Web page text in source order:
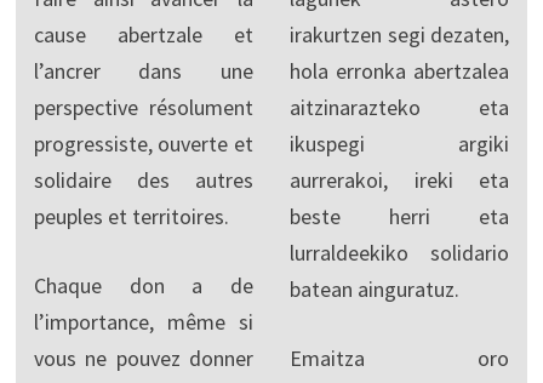
cause abertzale et
l’ancrer dans une
perspective résolument
progressiste, ouverte et
solidaire des autres
peuples et territoires.
Chaque don a de
l’importance, même si
vous ne pouvez donner
irakurtzen segi dezaten,
hola erronka abertzalea
aitzinarazteko eta
ikuspegi argiki
aurrerakoi, ireki eta
beste herri eta
lurraldeekiko solidario
batean ainguratuz.
Emaitza oro